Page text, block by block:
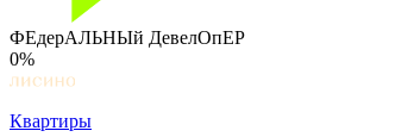
ФЕдерАЛЬНЫй ДевелОпЕР
0%
Квартиры